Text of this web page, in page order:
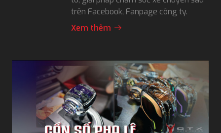
trên Facebook, Fanpage công ty.
Xem thêm